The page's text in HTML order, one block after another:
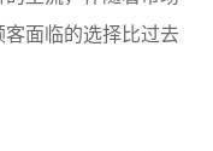
面临的选择比过去